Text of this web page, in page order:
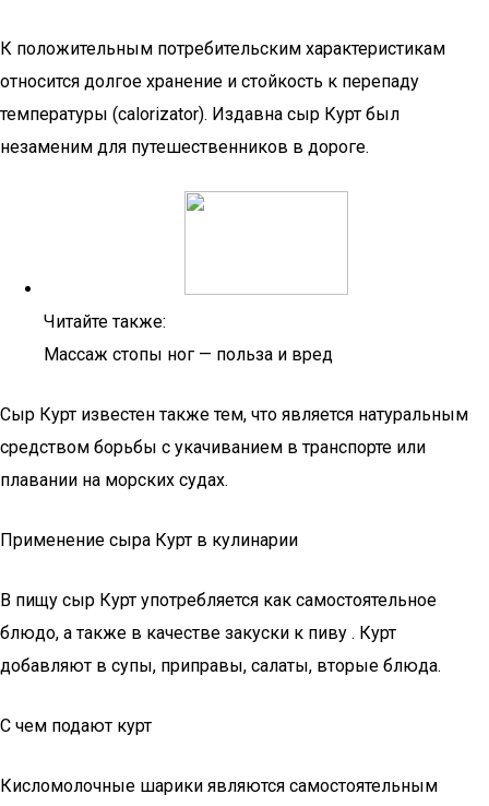
К положительным потребительским характеристикам
относится долгое хранение и стойкость к перепаду
температуры (calorizator). Издавна сыр Курт был
незаменим для путешественников в дороге.
Читайте также:
Массаж стопы ног — польза и вред
Сыр Курт известен также тем, что является натуральным
средством борьбы с укачиванием в транспорте или
плавании на морских судах.
Применение сыра Курт в кулинарии
В пищу сыр Курт употребляется как самостоятельное
блюдо, а также в качестве закуски к пиву . Курт
добавляют в супы, приправы, салаты, вторые блюда.
С чем подают курт
Кисломолочные шарики являются самостоятельным